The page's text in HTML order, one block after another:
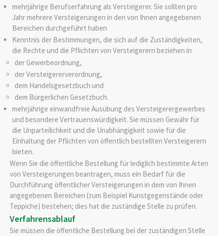
mehrjährige Berufserfahrung als Versteigerer. Sie sollten pro
Jahr mehrere Versteigerungen in den von Ihnen angegebenen
Bereichen durchgeführt haben
Kenntnis der Bestimmungen, die sich auf die Zuständigkeiten,
die Rechte und die Pflichten von Versteigerern beziehen in
der Gewerbeordnung,
der Versteigererverordnung,
dem Handelsgesetzbuch und
dem Bürgerlichen Gesetzbuch.
mehrjährige einwandfreie Ausübung des Versteigerergewerbes
und besondere Vertrauenswürdigkeit. Sie müssen Gewähr für
die Unparteilichkeit und die Unabhängigkeit sowie für die
Einhaltung der Pflichten von öffentlich bestellten Versteigerern
bieten.
Wenn Sie die öffentliche Bestellung für lediglich bestimmte Arten
von Versteigerungen beantragen, muss ein Bedarf für die
Durchführung öffentlicher Versteigerungen in dem von Ihnen
angegebenen Bereichen (zum Beispiel Kunstgegenstände oder
Teppiche) bestehen; dies hat die zuständige Stelle zu prüfen.
Verfahrensablauf
Sie müssen die öffentliche Bestellung bei der zuständigen Stelle